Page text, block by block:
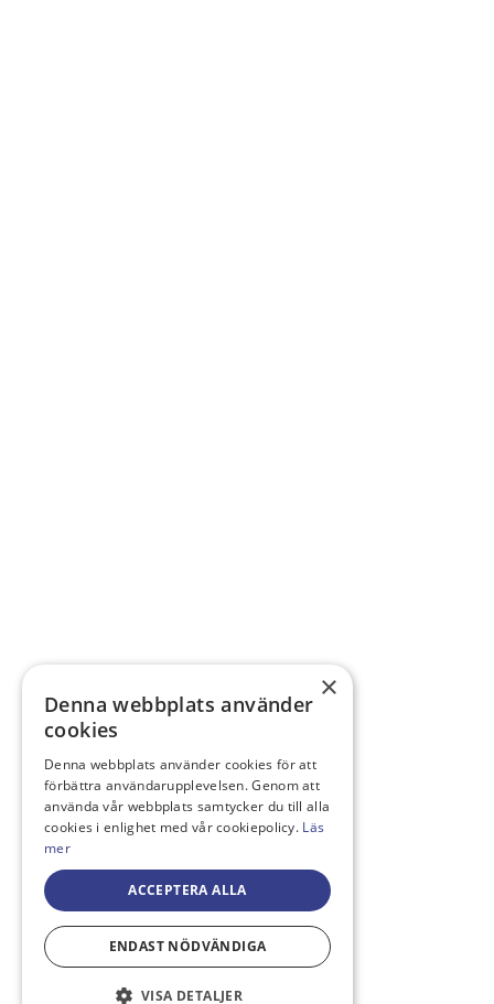
×
Denna webbplats använder
cookies
Denna webbplats använder cookies för att
förbättra användarupplevelsen. Genom att
använda vår webbplats samtycker du till alla
cookies i enlighet med vår cookiepolicy. Läs
mer
ACCEPTERA ALLA
ENDAST NÖDVÄNDIGA
VISA DETALJER